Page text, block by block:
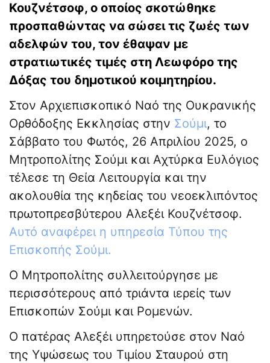
Κουζνέτσοφ, ο οποίος σκοτώθηκε
προσπαθώντας να σώσει τις ζωές των
αδελφών του, τον έθαψαν με
στρατιωτικές τιμές στη Λεωφόρο της
Δόξας του δημοτικού κοιμητηρίου.
Στον Αρχιεπισκοπικό Ναό της Ουκρανικής
Ορθόδοξης Εκκλησίας στην Σούμι, το
Σάββατο του Φωτός, 26 Απριλίου 2025, ο
Μητροπολίτης Σούμι και Αχτύρκα Ευλόγιος
τέλεσε τη Θεία Λειτουργία και την
ακολουθία της κηδείας του νεοεκλιπόντος
πρωτοπρεσβύτερου Αλεξέι Κουζνέτσοφ.
Αυτό αναφέρει η υπηρεσία Τύπου της
Επισκοπής Σούμι.
Ο Μητροπολίτης συλλειτούργησε με
περισσότερους από τριάντα ιερείς των
Επισκοπών Σούμι και Ρομενών.
Ο πατέρας Αλεξέι υπηρετούσε στον Ναό
της Υψώσεως του Τιμίου Σταυρού στη